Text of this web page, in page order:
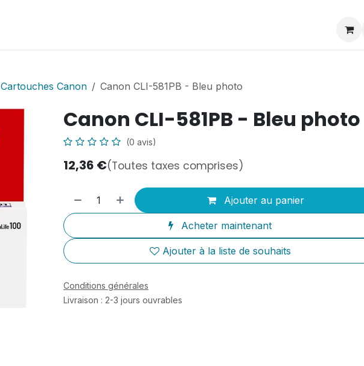
Contactez-nous
Cartouches Canon Canon CLI-581PB - Bleu photo
Canon CLI-581PB - Bleu photo
(0 avis)
12,36 €(Toutes taxes comprises)
Ajouter au panier
Acheter maintenant
Ajouter à la liste de souhaits
Conditions générales
Livraison : 2-3 jours ouvrables